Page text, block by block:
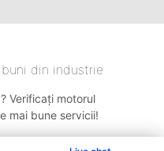
din industrie
Verificați motorul
mai bune servicii!